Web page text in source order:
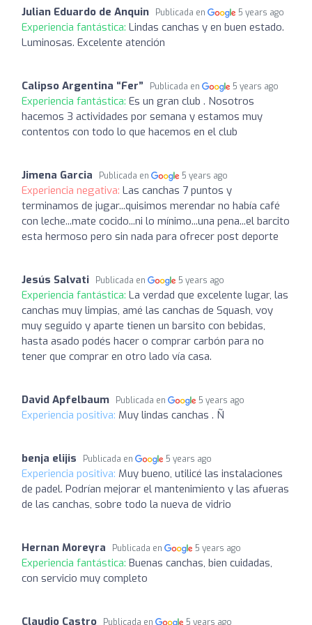
Julian Eduardo de Anquin Publicada en 5 years ago
Experiencia fantástica: Lindas canchas y en buen estado.
Luminosas. Excelente atención
Calipso Argentina “Fer” Publicada en 5 years ago
Experiencia fantástica: Es un gran club . Nosotros
hacemos 3 actividades por semana y estamos muy
contentos con todo lo que hacemos en el club
Jimena Garcia Publicada en 5 years ago
Experiencia negativa: Las canchas 7 puntos y
terminamos de jugar...quisimos merendar no había café
con leche...mate cocido...ni lo mínimo...una pena...el barcito
esta hermoso pero sin nada para ofrecer post deporte
Jesús Salvati Publicada en 5 years ago
Experiencia fantástica: La verdad que excelente lugar, las
canchas muy limpias, amé las canchas de Squash, voy
muy seguido y aparte tienen un barsito con bebidas,
hasta asado podés hacer o comprar carbón para no
tener que comprar en otro lado vía casa.
David Apfelbaum Publicada en 5 years ago
Experiencia positiva: Muy lindas canchas . Ñ
benja elijis Publicada en 5 years ago
Experiencia positiva: Muy bueno, utilicé las instalaciones
de padel. Podrían mejorar el mantenimiento y las afueras
de las canchas, sobre todo la nueva de vidrio
Hernan Moreyra Publicada en 5 years ago
Experiencia fantástica: Buenas canchas, bien cuidadas,
con servicio muy completo
Claudio Castro Publicada en 5 years ago